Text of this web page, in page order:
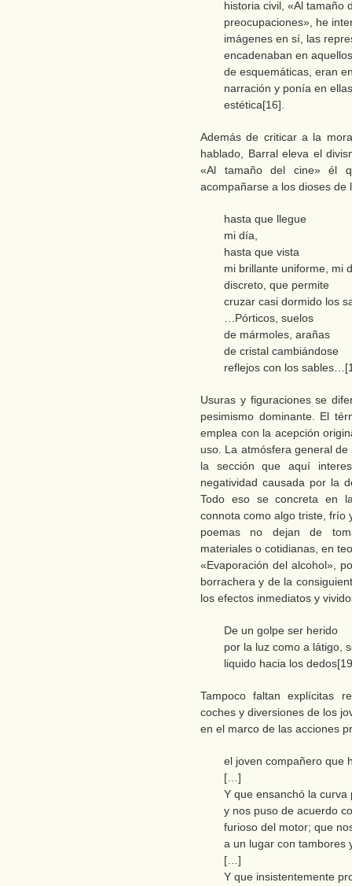
historia civil, «Al tamaño
preocupaciones», he
imágenes en sí, las
encadenaban en
de esquemáticas, eran
narración y ponía en
estética[16].
Además de criticar a la
hablado, Barral eleva el
«Al tamaño del cine» él
acompañarse a los dioses de
hasta que llegue
mi día,
hasta que vista
mi brillante uniforme, mi
discreto, que permite
cruzar casi dormido los
…Pórticos, suelos
de mármoles, arañas
de cristal cambiándose
reflejos con los
Usuras y figuraciones se
pesimismo dominante. El
emplea con la acepción
uso. La atmósfera general
la sección que aquí
negatividad causada por la
Todo eso se concreta en
connota como algo triste, frío
poemas no dejan de
materiales o cotidianas, en
«Evaporación del alcohol»,
borrachera y de la
los efectos inmediatos y
De un golpe ser herido
por la luz como a látigo,
liquido hacia los
Tampoco faltan explícitas
coches y diversiones de los
en el marco de las acciones
el joven compañero que
[…]
Y que ensanchó la curva
y nos puso de acuerdo
furioso del motor; que
a un lugar con tambores
[…]
Y que insistentemente